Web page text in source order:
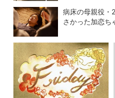
病床の母親役・
さかった加恋ち